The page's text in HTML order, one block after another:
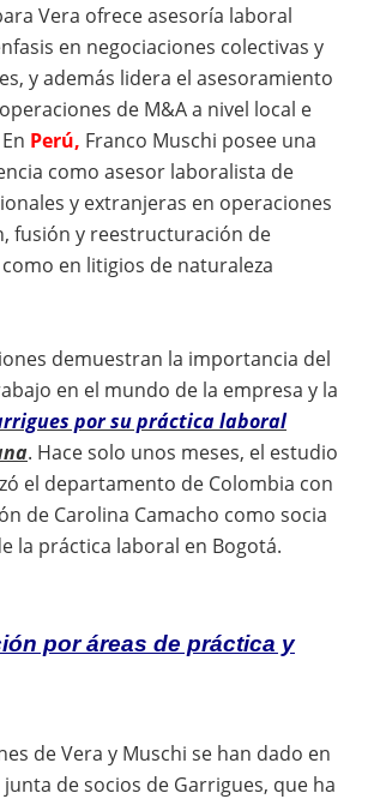
Vera ofrece asesoría laboral
en negociaciones colectivas y
y además lidera el asesoramiento
de M&A a nivel local e
Perú, Franco Muschi posee una
como asesor laboralista de
y extranjeras en operaciones
fusión y reestructuración de
en litigios de naturaleza
demuestran la importancia del
en el mundo de la empresa y la
por su práctica laboral
. Hace solo unos meses, el estudio
el departamento de Colombia con
de Carolina Camacho como socia
la práctica laboral en Bogotá.
por áreas de práctica y
de Vera y Muschi se han dado en
de socios de Garrigues, que ha